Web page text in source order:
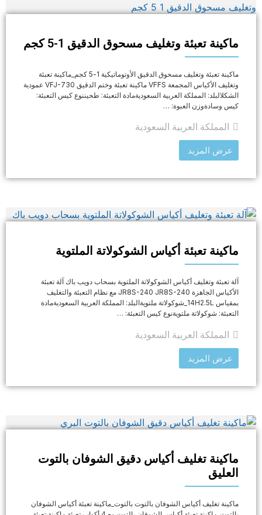
ماكينة تعبئة وتغليف مسحوق الدقيق 1-5 كجم
ماكينة تعبئة وتغليف مسحوق الدقيق الأوتوماتيكية 1-5 كجم_ماكينة تعبئة
وتغليف الأكياس المجمعة VFFS ماكينة تعبئة وختم الدقيق VFJ-730 عمودية
الشكلالبلد: المملكة العربية السعوديةمادة التعبئة: طحيننوع كيس التعبئة:
كيس وسادةوزن العبوة: …
المملكة العربية السعودية
عرض المزيد
ماكينة تعبئة أكياس الشوكولاتة الملتوية
آلة تعبئة وتغليف أكياس الشوكولاتة الملتوية بسحاب دويب باك آلة تعبئة
الأكياس الجاهزة JR8S-240 JR8S-240 مع نظام التعبئة والتغليف
بمقياس 14H2.5L_شوكولاتة ملتويةالبلد: المملكة العربية السعوديةمادة
التعبئة: شوكولاتة ملتويةنوع كيس التعبئة: …
المملكة العربية السعودية
عرض المزيد
ماكينة تغليف أكياس دقيق الشوفان بالتوت
العليق
ماكينة تغليف أكياس الشوفان بالتوت بالتوت_ماكينة تعبئة أكياس الشوفان